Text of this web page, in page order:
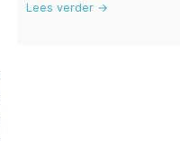
Lees verder →